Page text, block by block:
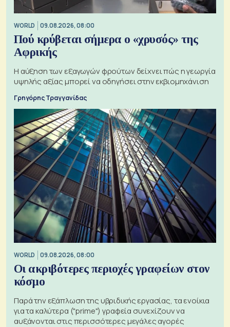
WORLD 09.08.2026, 08:00
Πού κρύβεται σήμερα ο «χρυσός» της
Αφρικής
Η αύξηση των εξαγωγών φρούτων δείχνει πώς η γεωργία
υψηλής αξίας μπορεί να οδηγήσει στην εκβιομηχάνιση
Γρηγόρης Τραγγανίδας
WORLD 09.08.2026, 08:00
Οι ακριβότερες περιοχές γραφείων στον
κόσμο
Παρά την εξάπλωση της υβριδικής εργασίας, τα ενοίκια
για τα καλύτερα ("prime") γραφεία συνεχίζουν να
αυξάνονται στις περισσότερες μεγάλες αγορές